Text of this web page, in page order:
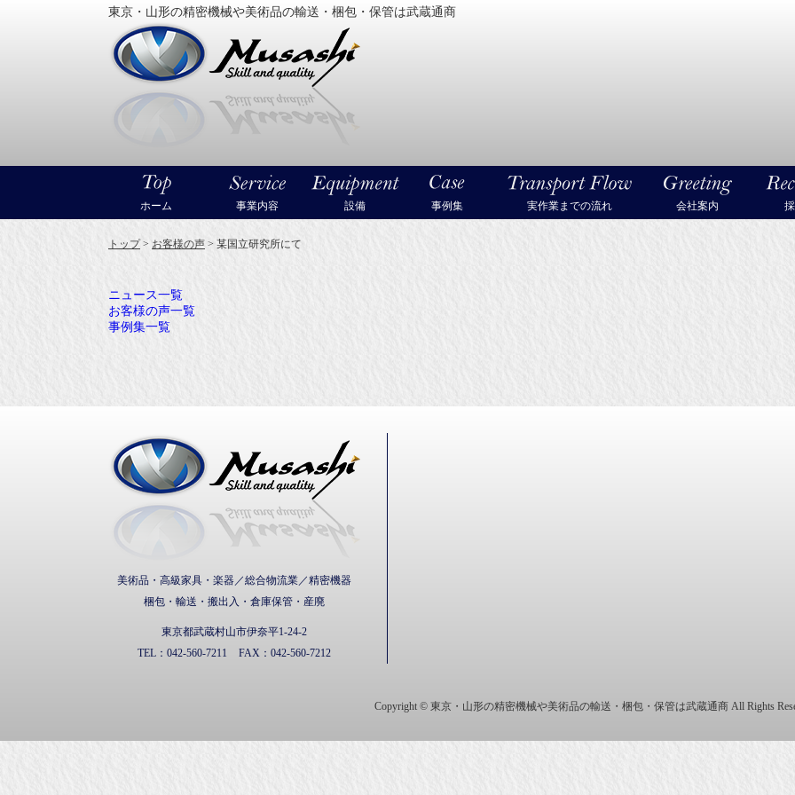
東京・山形の精密機械や美術品の輸送・梱包・保管は武蔵通商
ホーム 事業内容 設備 事例集 実作業までの流れ 会社案内
トップ> お客様の声 > 某国立研究所にて
ニュース一覧
お客様の声一覧
事例集一覧
美術品・高級家具・楽器／総合物流業／精密機器
梱包・輸送・搬出入・倉庫保管・産廃
東京都武蔵村山市伊奈平1-24-2
TEL： 042-560-7211 FAX： 042-560-7212
Copyright © 東京・山形の精密機械や美術品の輸送・梱包・保管は武蔵通商 All Rights